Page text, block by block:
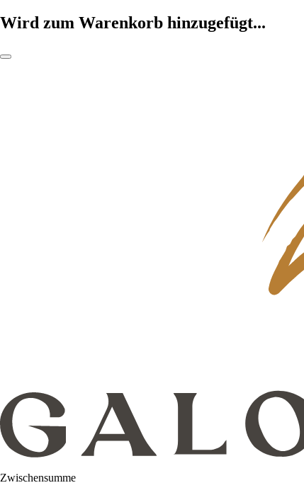
Wird zum Warenkorb hinzugefügt...
Zwischensumme